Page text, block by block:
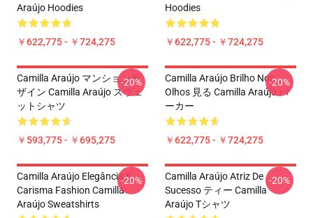
Araújo Hoodies
￥622,775 - ￥724,275
Hoodies
￥622,775 - ￥724,275
Camilla Araújo マンションデ
ザイン Camilla Araújo スウェ
ットシャツ
￥593,775 - ￥695,275
-20%
Camilla Araújo Brilho Nos
Olhos 見る Camilla Araújo パ
ーカー
￥622,775 - ￥724,275
-20%
Camilla Araújo Elegância E
Carisma Fashion Camilla
Araújo Sweatshirts
-20%
Camilla Araújo Atriz De
Sucesso ティー Camilla
Araújo Tシャツ
-20%